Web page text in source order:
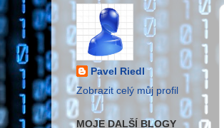
Pavel Riedl
Zobrazit celý můj profil
MOJE DALŠÍ BLOGY